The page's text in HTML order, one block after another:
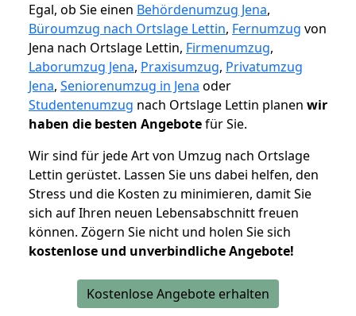
Egal, ob Sie einen Behördenumzug Jena,
Büroumzug nach Ortslage Lettin, Fernumzug von
Jena nach Ortslage Lettin, Firmenumzug,
Laborumzug Jena, Praxisumzug, Privatumzug
Jena, Seniorenumzug in Jena oder
Studentenumzug nach Ortslage Lettin planen wir
haben die besten Angebotefür Sie.
Wir sind für jede Art von Umzug nach Ortslage
Lettin gerüstet. Lassen Sie uns dabei helfen, den
Stress und die Kosten zu minimieren, damit Sie
sich auf Ihren neuen Lebensabschnitt freuen
können. Zögern Sie nicht und holen Sie sich
kostenlose und unverbindliche Angebote!
Kostenlose Angebote erhalten